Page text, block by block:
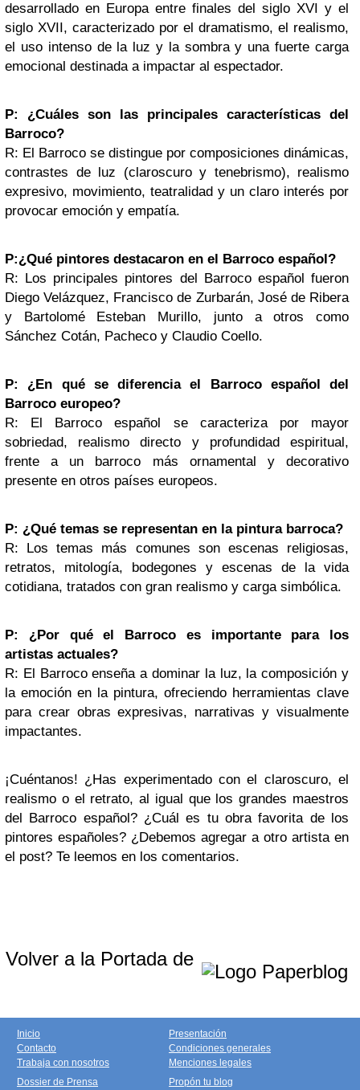
desarrollado en Europa entre finales del siglo XVI y el
siglo XVII, caracterizado por el dramatismo, el realismo,
el uso intenso de la luz y la sombra y una fuerte carga
emocional destinada a impactar al espectador.
P: ¿Cuáles son las principales características del
Barroco?
R: El Barroco se distingue por composiciones dinámicas,
contrastes de luz (claroscuro y tenebrismo), realismo
expresivo, movimiento, teatralidad y un claro interés por
provocar emoción y empatía.
P:¿Qué pintores destacaron en el Barroco español?
R: Los principales pintores del Barroco español fueron
Diego Velázquez, Francisco de Zurbarán, José de Ribera
y Bartolomé Esteban Murillo, junto a otros como
Sánchez Cotán, Pacheco y Claudio Coello.
P: ¿En qué se diferencia el Barroco español del
Barroco europeo?
R: El Barroco español se caracteriza por mayor
sobriedad, realismo directo y profundidad espiritual,
frente a un barroco más ornamental y decorativo
presente en otros países europeos.
P: ¿Qué temas se representan en la pintura barroca?
R: Los temas más comunes son escenas religiosas,
retratos, mitología, bodegones y escenas de la vida
cotidiana, tratados con gran realismo y carga simbólica.
P: ¿Por qué el Barroco es importante para los
artistas actuales?
R: El Barroco enseña a dominar la luz, la composición y
la emoción en la pintura, ofreciendo herramientas clave
para crear obras expresivas, narrativas y visualmente
impactantes.
¡Cuéntanos! ¿Has experimentado con el claroscuro, el
realismo o el retrato, al igual que los grandes maestros
del Barroco español? ¿Cuál es tu obra favorita de los
pintores españoles? ¿Debemos agregar a otro artista en
el post? Te leemos en los comentarios.
Volver a la Portada de
Inicio
Contacto
Trabaja con nosotros
Presentación
Condiciones generales
Menciones legales
Dossier de Prensa
Propón tu blog